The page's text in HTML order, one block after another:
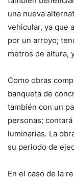
una nueva
vehicular, ya que
por un arroyo;
metros de altura,
Como obras
banqueta de
también con un
personas;
luminarias. La
su periodo de
En el caso de la